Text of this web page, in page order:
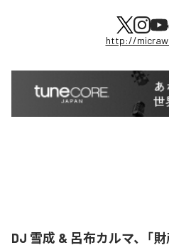
http://
DJ 雪成 & 呂布カルマ、「